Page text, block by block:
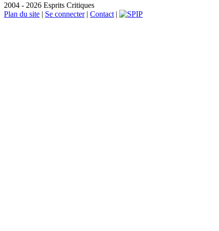
2004 - 2026 Esprits Critiques
Plan du site | Se connecter| Contact |